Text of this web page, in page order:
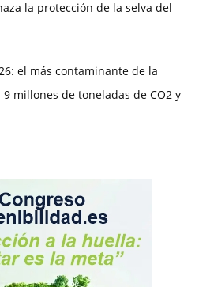
la protección de la selva del
el más contaminante de la
millones de toneladas de CO2 y